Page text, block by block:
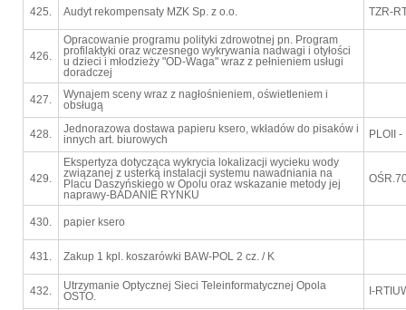
425. Audyt rekompensaty MZK Sp. z o.o. TZR-
426.
Opracowanie programu polityki zdrowotnej pn. Program
profilaktyki oraz wczesnego wykrywania nadwagi i otyłości
u dzieci i młodzieży "OD-Waga" wraz z pełnieniem usługi
doradczej
427.
Wynajem sceny wraz z nagłośnieniem, oświetleniem i
obsługą
428.
Jednorazowa dostawa papieru ksero, wkładów do pisaków i
innych art. biurowych
PLOII
429.
Ekspertyza dotycząca wykrycia lokalizacji wycieku wody
związanej z usterką instalacji systemu nawadniania na
Placu Daszyńskiego w Opolu oraz wskazanie metody jej
naprawy-BADANIE RYNKU
430. papier ksero
431. Zakup 1 kpl. koszarówki BAW-POL 2 cz. / K
432.
Utrzymanie Optycznej Sieci Teleinformatycznej Opola
OSTO.
I-